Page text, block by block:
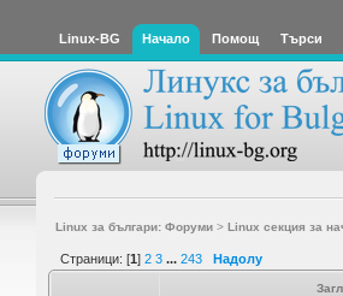
Linux-BG Начало Помощ Търси
Linux за българи: Форуми> Linux секция за
Страници: [1] 2 3 ... 243 Надолу